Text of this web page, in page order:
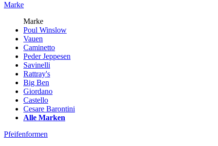
Marke
Marke
Poul Winslow
Vauen
Caminetto
Peder Jeppesen
Savinelli
Rattray's
Big Ben
Giordano
Castello
Cesare Barontini
Alle Marken
Pfeifenformen